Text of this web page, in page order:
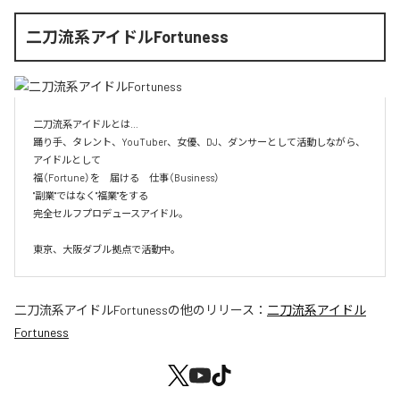
二刀流系アイドルFortuness
二刀流系アイドルとは…
踊り手、タレント、YouTuber、女優、DJ、ダンサーとして活動しながら、
アイドルとして
福（Fortune）を　届ける　仕事（Business）
"副業"ではなく"福業"をする
完全セルフプロデュースアイドル。
東京、大阪ダブル拠点で活動中。
二刀流系アイドルFortunessの他のリリース： 二刀流系アイドル
Fortuness